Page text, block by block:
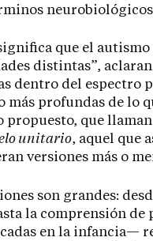
que el
distintas”,
dentro del espectro
más profundas de lo
propuesto, que llaman
unitario, aquel que
versiones más o
son grandes:
la comprensión
en la infancia—